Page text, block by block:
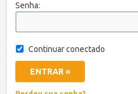
Senha:
Continuar conectado